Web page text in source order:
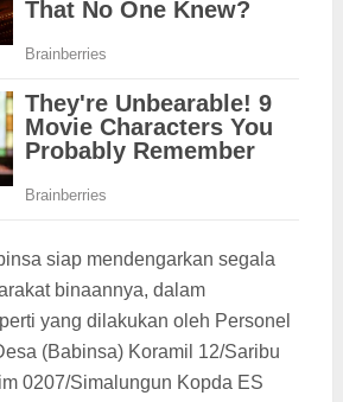
siap mendengarkan segala
binaannya, dalam
yang dilakukan oleh Personel
(Babinsa) Koramil 12/Saribu
0207/Simalungun Kopda ES